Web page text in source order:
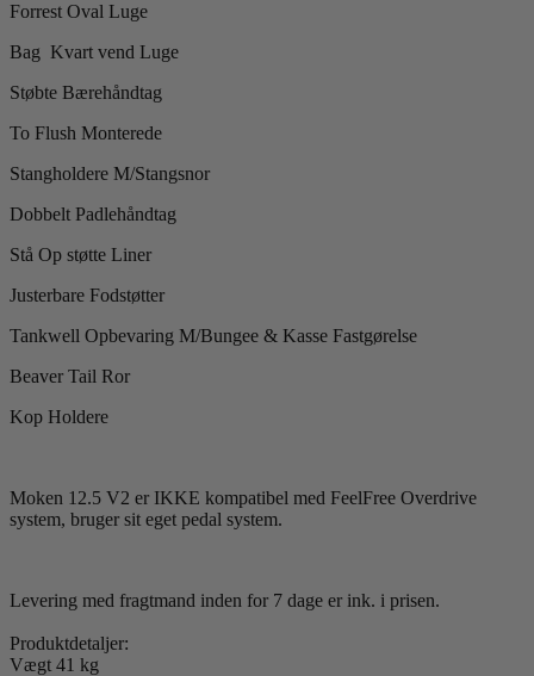
Forrest Oval Luge
Bag Kvart vend Luge
Støbte Bærehåndtag
To Flush Monterede
Stangholdere M/Stangsnor
Dobbelt Padlehåndtag
Stå Op støtte Liner
Justerbare Fodstøtter
Tankwell Opbevaring M/Bungee & Kasse Fastgørelse
Beaver Tail Ror
Kop Holdere
Moken 12.5 V2 er IKKE kompatibel med FeelFree Overdrive
system, bruger sit eget pedal system.
Levering med fragtmand inden for 7 dage er ink. i prisen.
Produktdetaljer:
Vægt 41 kg